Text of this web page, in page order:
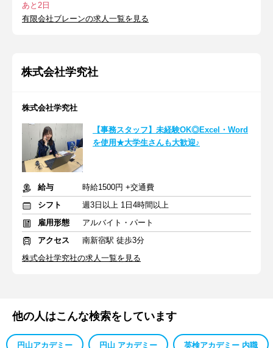
あと2日
有限会社ブレーンの求人一覧を見る
株式会社学究社
株式会社学究社
【事務スタッフ】未経験OK◎Excel・Word
を使用★大学生さんも大歓迎♪
給与
時給1500円 +交通費
シフト
週3日以上 1日4時間以上
雇用形態
アルバイト・パート
アクセス
南新宿駅 徒歩3分
株式会社学究社の求人一覧を見る
他の人はこんな検索をしています
円山アカデミー 円山 アカデミー 英検アカデミー 内職